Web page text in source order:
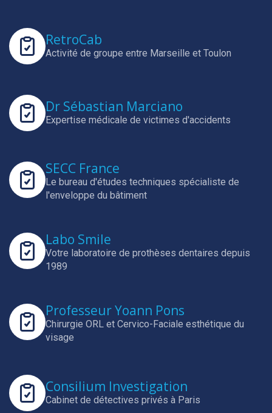
RetroCab
Activité de groupe entre Marseille et Toulon
Dr Sébastian Marciano
Expertise médicale de victimes d'accidents
SECC France
Le bureau d'études techniques spécialiste de
l'enveloppe du bâtiment
Labo Smile
Votre laboratoire de prothèses dentaires depuis
1989
Professeur Yoann Pons
Chirurgie ORL et Cervico-Faciale esthétique du
visage
Consilium Investigation
Cabinet de détectives privés à Paris